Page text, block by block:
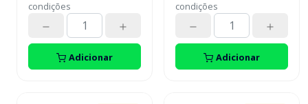
condições
Adicionar
condições
Adicionar